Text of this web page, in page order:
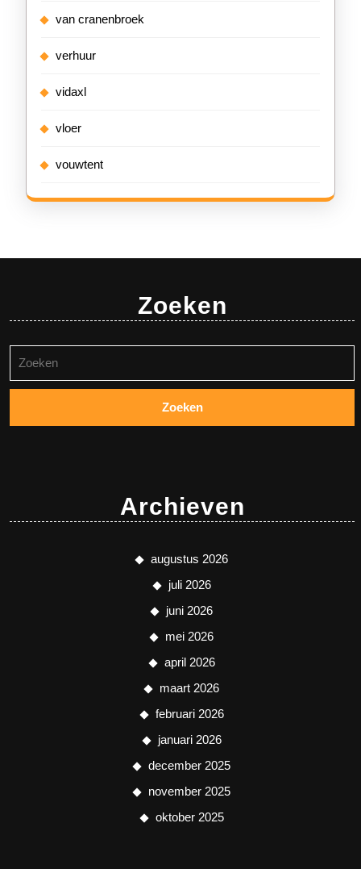
van cranenbroek
verhuur
vidaxl
vloer
vouwtent
Zoeken
naar:
Archieven
augustus 2026
juli 2026
juni 2026
mei 2026
april 2026
maart 2026
februari 2026
januari 2026
december 2025
november 2025
oktober 2025